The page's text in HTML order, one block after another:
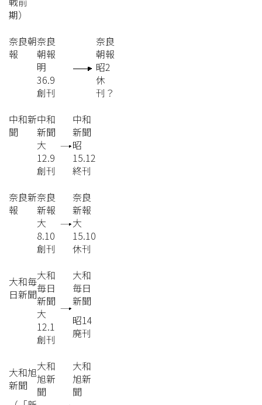
期）
奈良朝
報
奈良
朝報
奈良
朝報
明
36.9
創刊
昭2
休
刊？
中和新
聞
中和
新聞
中和
新聞
大
12.9
創刊
昭
15.12
終刊
奈良新
報
奈良
新報
奈良
新報
大
8.10
創刊
大
15.10
休刊
大和毎
日新聞
大和
毎日
新聞
大和
毎日
新聞
大
12.1
創刊
昭14
廃刊
大和旭
新聞
大和
旭新
聞
大和
旭新
聞